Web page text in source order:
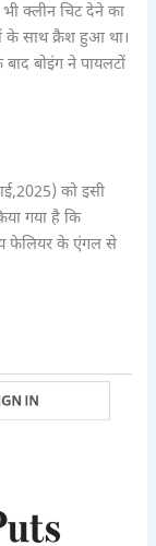
भी क्लीन चिट देने का
के साथ क्रैश हुआ था।
बोइंग ने पायलटों
को इसी
गया है कि
फेलियर के एंगल से